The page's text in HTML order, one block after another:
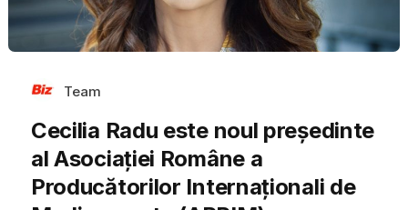
Team
Cecilia Radu este noul președinte
al Asociației Române a
Producătorilor Internaționali de